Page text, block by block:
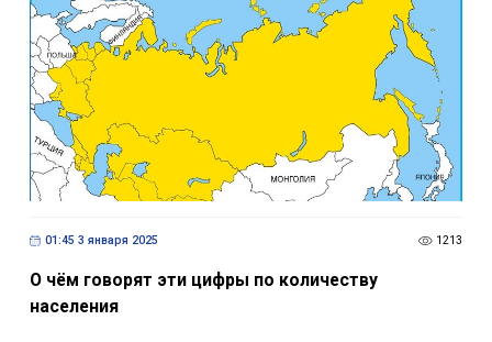
01:45 3 января 2025 1213
О чём говорят эти цифры по количеству
населения